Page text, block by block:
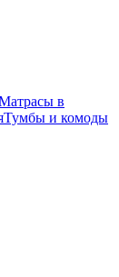
в
Тумбы и комоды